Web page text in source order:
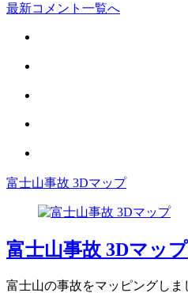
最新コメント一覧へ
富士山事故 3Dマップ
富士山事故 3Dマップ
富士山の事故をマッピングし